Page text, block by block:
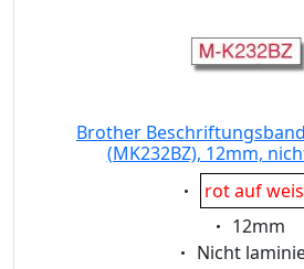
Brother
(MK232BZ), 12mm,
Eigenschaft:
rot auf
Eigenschaft:
12mm
Eigenschaft:
Nicht